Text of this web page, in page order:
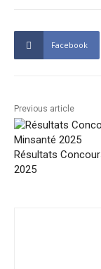
Facebook
Previous article
Résultats
2025